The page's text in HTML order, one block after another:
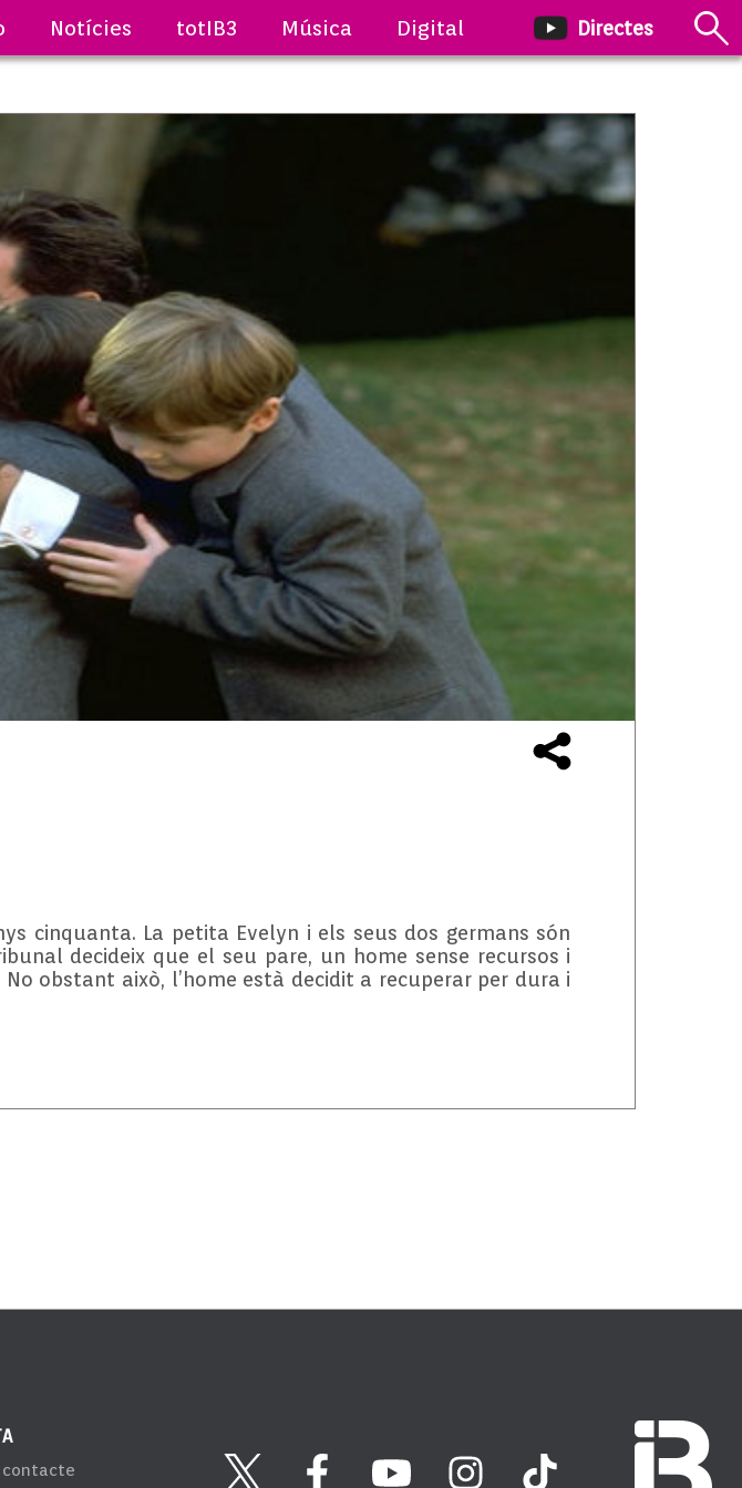
Notícies totIB3 Música Digital Directes
cinquanta. La petita Evelyn i els seus dos germans són
decideix que el seu pare, un home sense recursos i
obstant això, l’home està decidit a recuperar per dura i
contacte